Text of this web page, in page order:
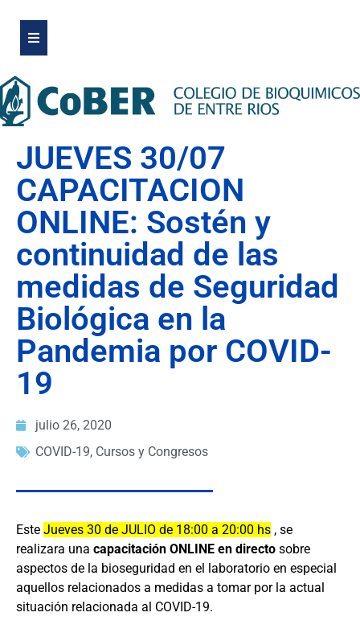
JUEVES 30/07
CAPACITACION
ONLINE: Sostén y
continuidad de las
medidas de Seguridad
Biológica en la
Pandemia por COVID-
19
julio 26, 2020
COVID-19, Cursos y Congresos
Este Jueves 30 de JULIO de 18:00 a 20:00 hs , se
realizara una capacitación ONLINE en directo sobre
aspectos de la bioseguridad en el laboratorio en especial
aquellos relacionados a medidas a tomar por la actual
situación relacionada al COVID-19.